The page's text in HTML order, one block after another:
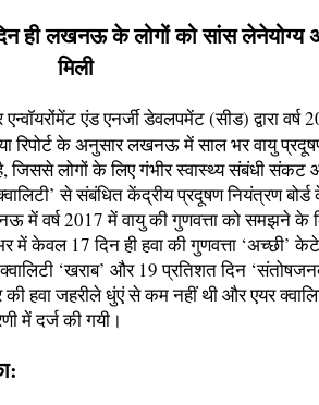
ही लखनऊ के लोगों को सांस लेनेयोग्य
मिली
एंड एनर्जी डेवलपमेंट (सीड) द्वारा वर्ष
रिपोर्ट के अनुसार लखनऊ में साल भर वायु
जिससे लोगों के लिए गंभीर स्वास्थ्य संबंधी संकट
से संबंधित केंद्रीय प्रदूषण नियंत्रण
में वर्ष 2017 में वायु की गुणवत्ता को समझने के
केवल 17 दिन ही हवा की गुणवत्ता ‘अच्छी’
‘खराब’ और 19 प्रतिशत दिन
हवा जहरीले धुंएं से कम नहीं थी और एयर
में दर्ज की गयी।